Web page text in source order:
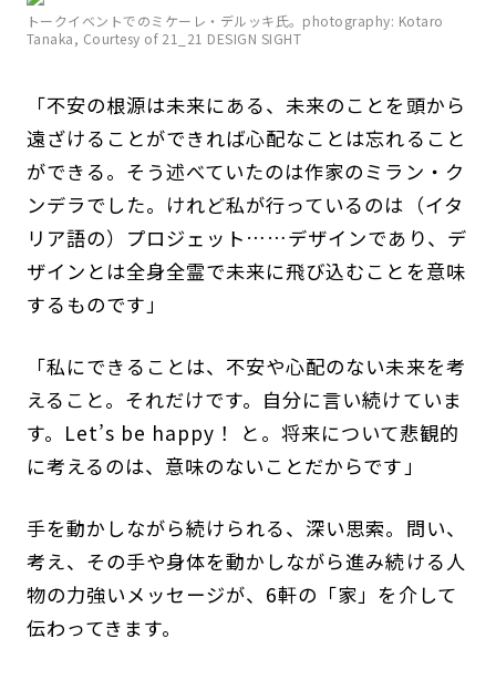
トークイベントでのミケーレ・デルッキ氏。photography: Kotaro
Tanaka, Courtesy of 21_21 DESIGN SIGHT
「不安の根源は未来にある、未来のことを頭から
遠ざけることができれば心配なことは忘れること
ができる。そう述べていたのは作家のミラン・ク
ンデラでした。けれど私が行っているのは（イタ
リア語の）プロジェット……デザインであり、デ
ザインとは全身全霊で未来に飛び込むことを意味
するものです」
「私にできることは、不安や心配のない未来を考
えること。それだけです。自分に言い続けていま
す。Let’s be happy！ と。将来について悲観的
に考えるのは、意味のないことだからです」
手を動かしながら続けられる、深い思索。問い、
考え、その手や身体を動かしながら進み続ける人
物の力強いメッセージが、6軒の「家」を介して
伝わってきます。